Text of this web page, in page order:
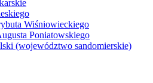
Wiśniowieckiego
Poniatowskiego
(województwo sandomierskie)